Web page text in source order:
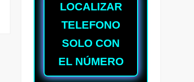
LOCALIZAR
TELEFONO
SOLO CON
EL NÚMERO